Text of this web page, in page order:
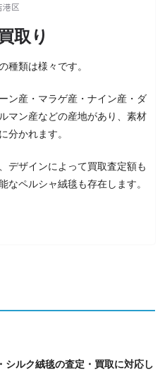
港区
取り
種類は様々です。
ン産・マラゲ産・ナイン産・ダ
マン産などの産地があり、素材
分かれます。
デザインによって買取査定額も
ペルシャ絨毯も存在します。
ルク絨毯の査定・買取に対応し